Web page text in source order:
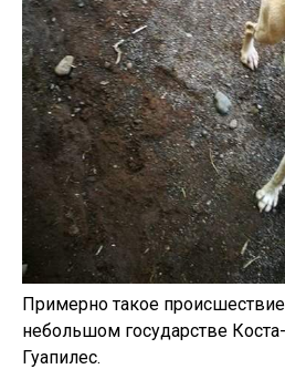
Примерно такое
небольшом государстве
Гуапилес.